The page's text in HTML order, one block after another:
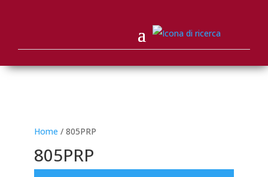
Home / 805PRP
805PRP